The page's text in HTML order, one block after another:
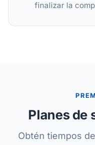
finalizar la
Planes de
Obtén tiempos